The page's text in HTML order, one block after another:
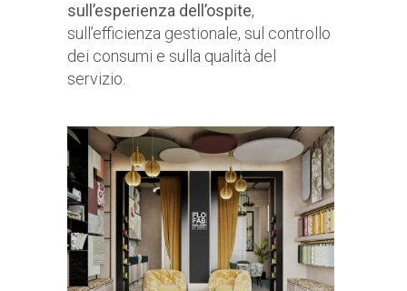
sull’esperienza dell’ospite,
sull’efficienza gestionale, sul controllo
dei consumi e sulla qualità del
servizio.